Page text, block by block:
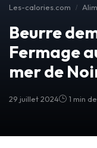
Les-calories.com
Beurre
Fermage
mer de
29 juillet 2024 1 min